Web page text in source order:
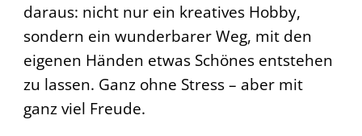
daraus: nicht nur ein kreatives Hobby,
sondern ein wunderbarer Weg, mit den
eigenen Händen etwas Schönes entstehen
zu lassen. Ganz ohne Stress – aber mit
ganz viel Freude.